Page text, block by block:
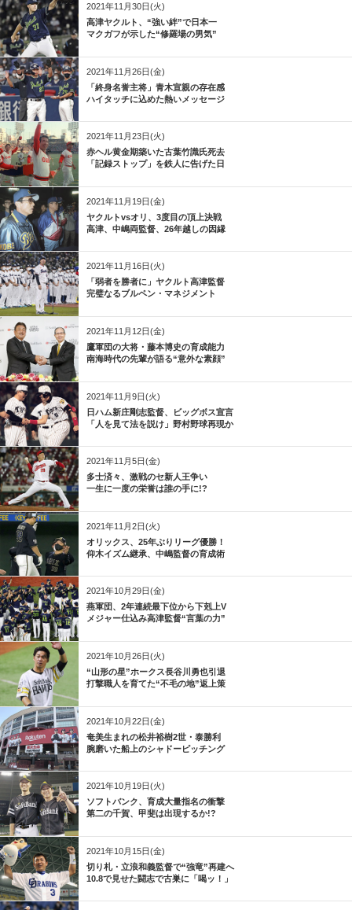
2021年11月30日(火)
高津ヤクルト、“強い絆”で日本一
マクガフが示した“修羅場の男気”
2021年11月26日(金)
「終身名誉主将」青木宣親の存在感
ハイタッチに込めた熱いメッセージ
2021年11月23日(火)
赤ヘル黄金期築いた古葉竹識氏死去
「記録ストップ」を鉄人に告げた日
2021年11月19日(金)
ヤクルトvsオリ、3度目の頂上決戦
高津、中嶋両監督、26年越しの因縁
2021年11月16日(火)
「弱者を勝者に」ヤクルト高津監督
完璧なるブルペン・マネジメント
2021年11月12日(金)
鷹軍団の大将・藤本博史の育成能力
南海時代の先輩が語る“意外な素顔”
2021年11月9日(火)
日ハム新庄剛志監督、ビッグボス宣言
「人を見て法を説け」野村野球再現か
2021年11月5日(金)
多士済々、激戦のセ新人王争い
一生に一度の栄誉は誰の手に!?
2021年11月2日(火)
オリックス、25年ぶりリーグ優勝！
仰木イズム継承、中嶋監督の育成術
2021年10月29日(金)
燕軍団、2年連続最下位から下剋上V
メジャー仕込み高津監督“言葉の力”
2021年10月26日(火)
“山形の星”ホークス長谷川勇也引退
打撃職人を育てた“不毛の地”返上策
2021年10月22日(金)
奄美生まれの松井裕樹2世・泰勝利
腕磨いた船上のシャドーピッチング
2021年10月19日(火)
ソフトバンク、育成大量指名の衝撃
第二の千賀、甲斐は出現するか!?
2021年10月15日(金)
切り札・立浪和義監督で“強竜”再建へ
10.8で見せた闘志で古巣に「喝ッ！」